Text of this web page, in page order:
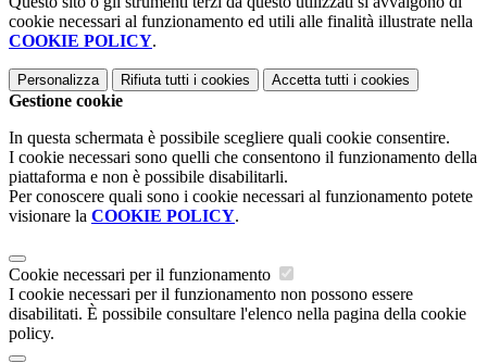
cookie necessari al funzionamento ed utili alle finalità illustrate nella
COOKIE POLICY.
Personalizza Rifiuta tutti i cookies Accetta tutti i cookies
Gestione cookie
In questa schermata è possibile scegliere quali cookie consentire.
I cookie necessari sono quelli che consentono il funzionamento della
piattaforma e non è possibile disabilitarli.
Per conoscere quali sono i cookie necessari al funzionamento potete
visionare la COOKIE POLICY.
Cookie necessari per il funzionamento
I cookie necessari per il funzionamento non possono essere
disabilitati. È possibile consultare l'elenco nella pagina della cookie
policy.